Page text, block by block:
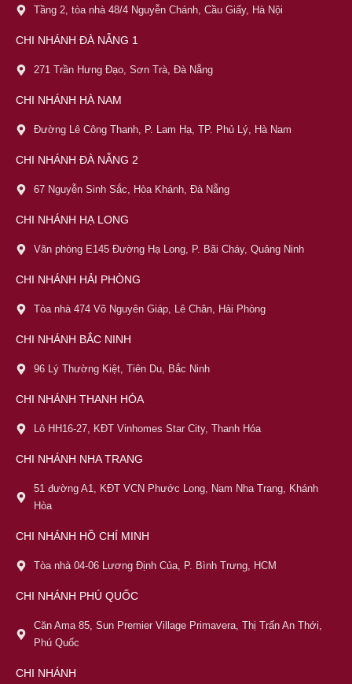
Tầng 2, tòa nhà 48/4 Nguyễn Chánh, Cầu Giấy, Hà Nội
CHI NHÁNH ĐÀ NẴNG 1
271 Trần Hưng Đạo, Sơn Trà, Đà Nẵng
CHI NHÁNH HÀ NAM
Đường Lê Công Thanh, P. Lam Hạ, TP. Phủ Lý, Hà Nam
CHI NHÁNH ĐÀ NẴNG 2
67 Nguyễn Sinh Sắc, Hòa Khánh, Đà Nẵng
CHI NHÁNH HẠ LONG
Văn phòng E145 Đường Hạ Long, P. Bãi Cháy, Quảng Ninh
CHI NHÁNH HẢI PHÒNG
Tòa nhà 474 Võ Nguyên Giáp, Lê Chân, Hải Phòng
CHI NHÁNH BẮC NINH
96 Lý Thường Kiệt, Tiên Du, Bắc Ninh
CHI NHÁNH THANH HÓA
Lô HH16-27, KĐT Vinhomes Star City, Thanh Hóa
CHI NHÁNH NHA TRANG
51 đường A1, KĐT VCN Phước Long, Nam Nha Trang, Khánh
Hòa
CHI NHÁNH HỒ CHÍ MINH
Tòa nhà 04-06 Lương Định Của, P. Bình Trưng, HCM
CHI NHÁNH PHÚ QUỐC
Căn Ama 85, Sun Premier Village Primavera, Thị Trấn An Thới,
Phú Quốc
CHI NHÁNH